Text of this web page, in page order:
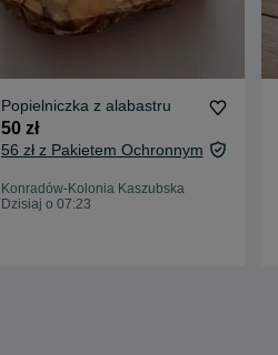
Popielniczka z alabastru
50 zł
56 zł z Pakietem Ochronnym
Konradów-Kolonia Kaszubska
Dzisiaj o 07:23